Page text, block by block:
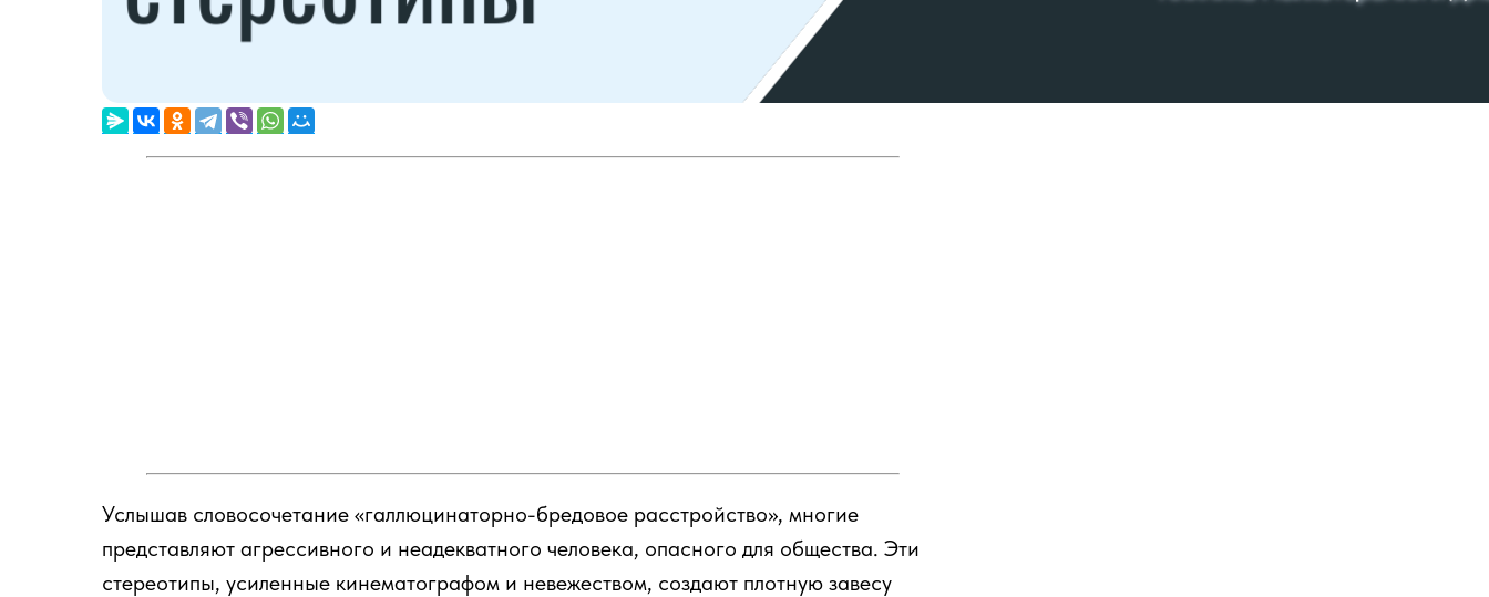
Услышав словосочетание «галлюцинаторно-бредовое расстройство», многие
представляют агрессивного и неадекватного человека, опасного для общества. Эти
стереотипы, усиленные кинематографом и невежеством, создают плотную завесу